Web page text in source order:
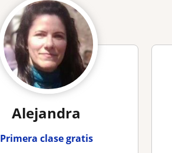
Alejandra
Primera clase gratis